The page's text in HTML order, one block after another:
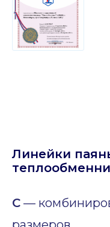
Линейки
C —